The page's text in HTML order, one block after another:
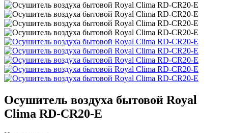
Осушитель воздуха бытовой Royal
Clima RD-CR20-E